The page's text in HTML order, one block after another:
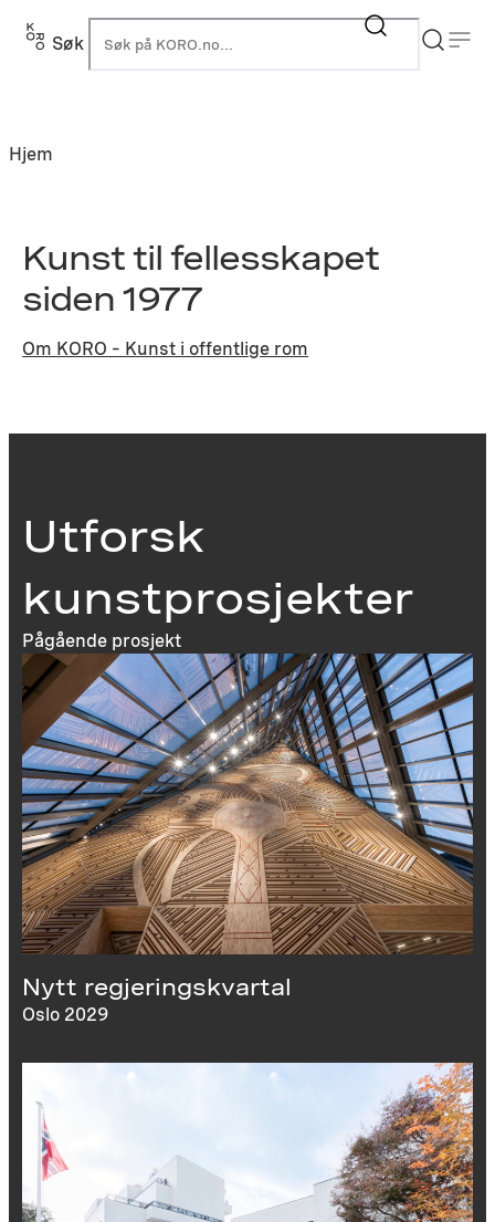
Hopp
Søk
Hjem
Kunst til fellesskapet
siden 1977
Om KORO – Kunst i offentlige rom
Utforsk
kunstprosjekter
Pågående prosjekt
Nytt regjeringskvartal
Oslo 2029